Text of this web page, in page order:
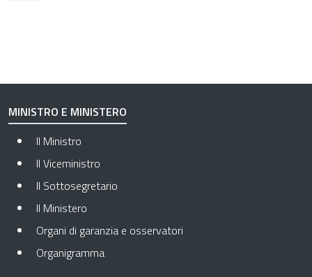
MINISTRO E MINISTERO
Il Ministro
Il Viceministro
Il Sottosegretario
Il Ministero
Organi di garanzia e osservatori
Organigramma